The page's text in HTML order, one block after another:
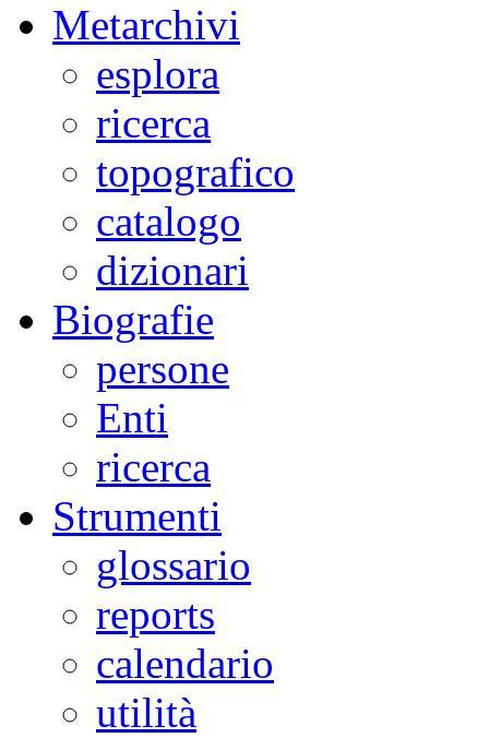
Metarchivi
esplora
ricerca
topografico
catalogo
dizionari
Biografie
persone
Enti
ricerca
Strumenti
glossario
reports
calendario
utilità